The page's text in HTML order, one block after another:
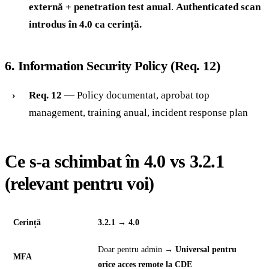
externă + penetration test anual. Authenticated scan
introdus în 4.0 ca cerință.
6. Information Security Policy (Req. 12)
Req. 12 — Policy documentat, aprobat top
management, training anual, incident response plan
Ce s-a schimbat în 4.0 vs 3.2.1
(relevant pentru voi)
Cerință 3.2.1 → 4.0
MFA
Doar pentru admin → Universal pentru
orice acces remote la CDE